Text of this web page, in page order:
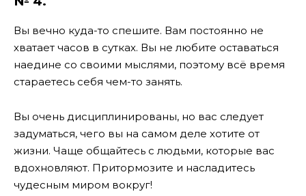
Вы вечно куда-то спешите. Вам постоянно не
хватает часов в сутках. Вы не любите оставаться
наедине со своими мыслями, поэтому всё время
стараетесь себя чем-то занять.
Вы очень дисциплинированы, но вас следует
задуматься, чего вы на самом деле хотите от
жизни. Чаще общайтесь с людьми, которые вас
вдохновляют. Притормозите и насладитесь
чудесным миром вокруг!